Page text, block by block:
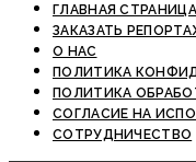
ГЛАВНАЯ СТРАНИЦА
ЗАКАЗАТЬ
О НАС
ПОЛИТИКА
ПОЛИТИКА
СОГЛАСИЕ НА
СОТРУДНИЧЕСТВО